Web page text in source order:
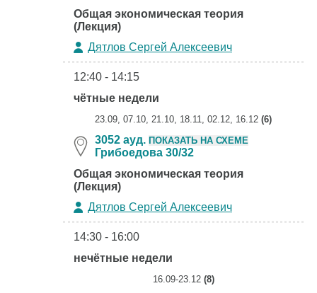
Общая экономическая теория
(Лекция)
Дятлов Сергей Алексеевич
12:40 - 14:15
чётные недели
23.09, 07.10, 21.10, 18.11, 02.12, 16.12 (6)
3052 ауд. ПОКАЗАТЬ НА СХЕМЕ
Грибоедова 30/32
Общая экономическая теория
(Лекция)
Дятлов Сергей Алексеевич
14:30 - 16:00
нечётные недели
16.09-23.12 (8)